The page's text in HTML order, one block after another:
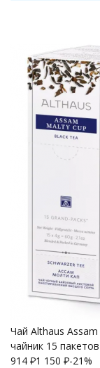
Чай Althaus
чайник 15 пакетов
914 ₽1 150 ₽-21%